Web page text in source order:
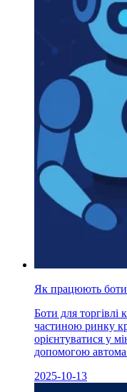
Як працюють боти
Боти для
частиною ринку
орієнтуватися у
допомогою
2025-10-13